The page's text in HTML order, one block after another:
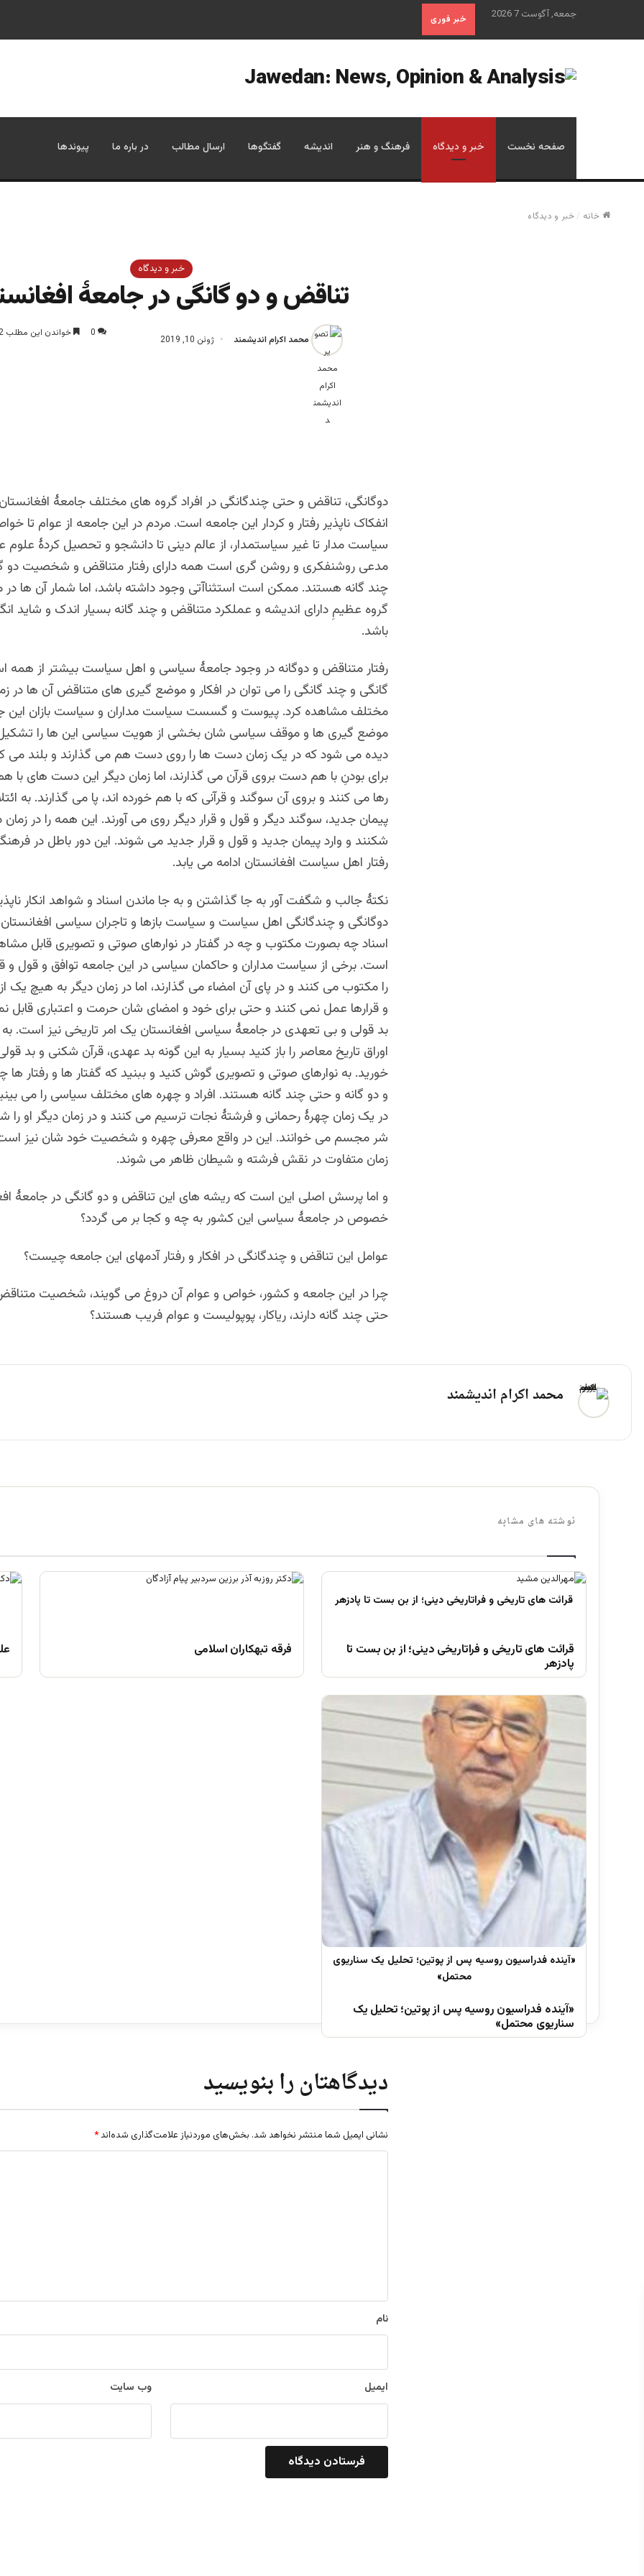
جمعه, آگوست 7 2026 خبر فوری
صفحه نخست خبر و دیدگاه فرهنگ و هنر اندیشه گفتگوها ارسال مطالب در باره ما پیوندها
خانه /خبر و دیدگاه
خبر و دیدگاه
تناقض و دو گانگی در جامعۀ
محمد اکرام اندیشمند ژوئن 10, 2019
0 خواندن این مطلب 2 دقیقه زمان میبرد
دوگانگی، تناقض و حتی چندگانگی در افراد گروه های مختلف جامعۀ
انفکاک ناپذیر رفتار و کردار این جامعه است. مردم در این جامعه از عوام تا
سیاست مدار تا غیر سیاستمدار، از عالم دینی تا دانشجو و تحصیل کردۀ علوم
مدعی روشنفکری و روشن گری است همه دارای رفتار متناقض و شخصیت دو
چند گانه هستند. ممکن است استثناآتی وجود داشته باشد، اما شمار آن ها در
گروه عظیمِ دارای اندیشه و عملکرد متناقض و چند گانه بسیار اندک و شاید
باشد.
رفتار متناقض و دوگانه در وجود جامعۀ سیاسی و اهل سیاست بیشتر از همه
گانگی و چند گانگی را می توان در افکار و موضع گیری های متناقض آن ها در
مختلف مشاهده کرد. پیوست و گسست سیاست مداران و سیاست بازان این
موضع گیری ها و موقف سیاسی شان بخشی از هویت سیاسی این ها را
دیده می شود که در یک زمان دست ها را روی دست هم می گذارند و بلند می
برای بودنِ با هم دست بروی قرآن می گذارند، اما زمان دیگر این دست های با
رها می کنند و بروی آن سوگند و قرآنی که با هم خورده اند، پا می گذارند. به
پیمان جدید، سوگند دیگر و قول و قرار دیگر روی می آورند. این همه را در زمان
شکنند و وارد پیمان جدید و قول و قرار جدید می شوند. این دور باطل در
رفتار اهل سیاست افغانستان ادامه می یابد.
نکتۀ جالب و شگفت آور به جا گذاشتن و به جا ماندن اسناد و شواهد انکار
دوگانگی و چندگانگی اهل سیاست و سیاست بازها و تاجران سیاسی
اسناد چه بصورت مکتوب و چه در گفتار در نوارهای صوتی و تصویری قابل
است. برخی از سیاست مداران و حاکمان سیاسی در این جامعه توافق و قول و
را مکتوب می کنند و در پای آن امضاء می گذارند، اما در زمان دیگر به هیچ یک
و قرارها عمل نمی کنند و حتی برای خود و امضای شان حرمت و اعتباری قابل
بد قولی و بی تعهدی در جامعۀ سیاسی افغانستان یک امر تاریخی نیز است.
اوراق تاریخ معاصر را باز کنید بسیار به این گونه بد عهدی، قرآن شکنی و بد
خورید. به نوارهای صوتی و تصویری گوش کنید و ببنید که گفتار ها و رفتار
و دو گانه و حتی چند گانه هستند. افراد و چهره های مختلف سیاسی را می
در یک زمان چهرۀ رحمانی و فرشتۀ نجات ترسیم می کنند و در زمان دیگر او را
شر مجسم می خوانند. این در واقع معرفی چهره و شخصیت خود شان نیز
زمان متفاوت در نقش فرشته و شیطان ظاهر می شوند.
و اما پرسش اصلی این است که ریشه های این تناقض و دو گانگی در جامعۀ
خصوص در جامعۀ سیاسی این کشور به چه و کجا بر می گردد؟
عوامل این تناقض و چندگانگی در افکار و رفتار آدمهای این جامعه چیست؟
چرا در این جامعه و کشور، خواص و عوام آن دروغ می گویند، شخصیت
حتی چند گانه دارند، ریاکار، پوپولیست و عوام فریب هستند؟
محمد اکرام اندیشمند
نوشته های مشابه
قرائت های تاریخی و فراتاریخی دینی؛ از بن بست تا
پادزهر
فرقه تبهکاران اسلامی
«آینده فدراسیون روسیه پس از پوتین؛ تحلیل یک
سناریوی محتمل»
دیدگاهتان را بنویسید
نشانی ایمیل شما منتشر نخواهد شد. بخش‌های موردنیاز علامت‌گذاری شده‌اند *
نام
ایمیل وب‌ سایت